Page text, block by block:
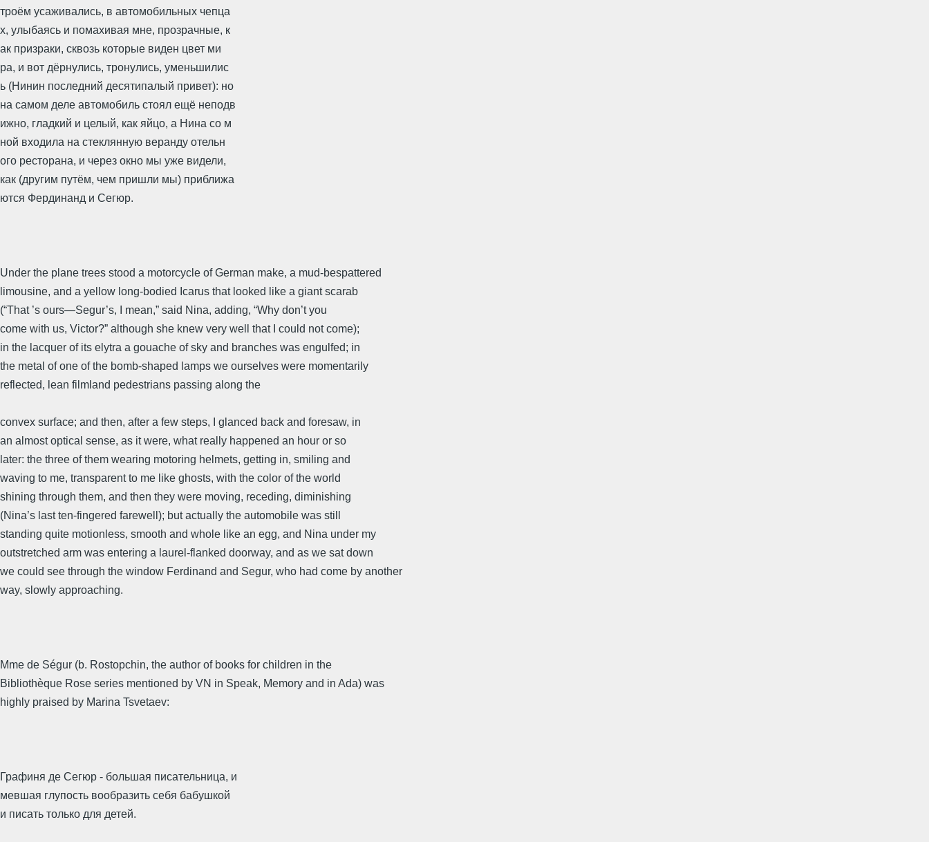
троём усаживались, в автомобильных чепца
х, улыбаясь и помахивая мне, прозрачные, к
ак призраки, сквозь которые виден цвет ми
ра, и вот дёрнулись, тронулись, уменьшилис
ь (Нинин последний десятипалый привет): но
на самом деле автомобиль стоял ещё неподв
ижно, гладкий и целый, как яйцо, а Нина со м
ной входила на стеклянную веранду отельн
ого ресторана, и через окно мы уже видели,
как (другим путём, чем пришли мы) приближа
ются Фердинанд и Сегюр.
Under the plane trees stood a motorcycle of German make, a mud-bespattered
limousine, and a yellow long-bodied Icarus that looked like a giant scarab
(“That ’s ours―Segur’s, I mean,” said Nina, adding, “Why don’t you
come with us, Victor?” although she knew very well that I could not come);
in the lacquer of its elytra a gouache of sky and branches was engulfed; in
the metal of one of the bomb-shaped lamps we ourselves were momentarily
reflected, lean filmland pedestrians passing along the
convex surface; and then, after a few steps, I glanced back and foresaw, in
an almost optical sense, as it were, what really happened an hour or so
later: the three of them wearing motoring helmets, getting in, smiling and
waving to me, transparent to me like ghosts, with the color of the world
shining through them, and then they were moving, receding, diminishing
(Nina’s last ten-fingered farewell); but actually the automobile was still
standing quite motionless, smooth and whole like an egg, and Nina under my
outstretched arm was entering a laurel-flanked doorway, and as we sat down
we could see through the window Ferdinand and Segur, who had come by another
way, slowly approaching.
Mme de Ségur (b. Rostopchin, the author of books for children in the
Bibliothèque Rose series mentioned by VN in Speak, Memory and in Ada) was
highly praised by Marina Tsvetaev:
Графиня де Сегюр - большая писательница, и
мевшая глупость вообразить себя бабушкой
и писать только для детей.